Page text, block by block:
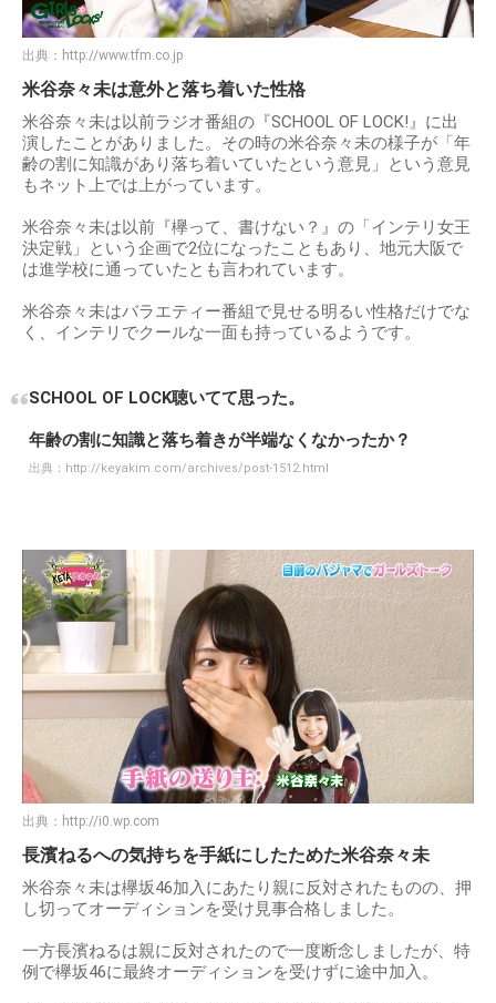
出典： http://www.tfm.co.jp
米谷奈々未は意外と落ち着いた性格
米谷奈々未は以前ラジオ番組の『SCHOOL OF LOCK!』に出
演したことがありました。その時の米谷奈々未の様子が「年
齢の割に知識があり落ち着いていたという意見」という意見
もネット上では上がっています。
米谷奈々未は以前『欅って、書けない？』の「インテリ女王
決定戦」という企画で2位になったこともあり、地元大阪で
は進学校に通っていたとも言われています。
米谷奈々未はバラエティー番組で見せる明るい性格だけでな
く、インテリでクールな一面も持っているようです。
SCHOOL OF LOCK聴いてて思った。
年齢の割に知識と落ち着きが半端なくなかったか？
出典： http://keyakim.com/archives/post-1512.html
出典： http://i0.wp.com
長濱ねるへの気持ちを手紙にしたためた米谷奈々未
米谷奈々未は欅坂46加入にあたり親に反対されたものの、押
し切ってオーディションを受け見事合格しました。
一方長濱ねるは親に反対されたので一度断念しましたが、特
例で欅坂46に最終オーディションを受けずに途中加入。